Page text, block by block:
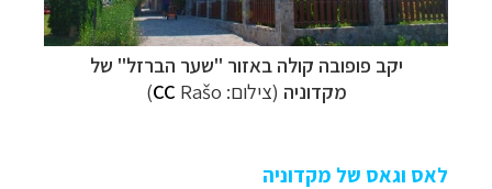
יקב פופובה קולה באזור "שער הברזל" של
מקדוניה (צילום: CC Rašo)
לאס וגאס של מקדוניה